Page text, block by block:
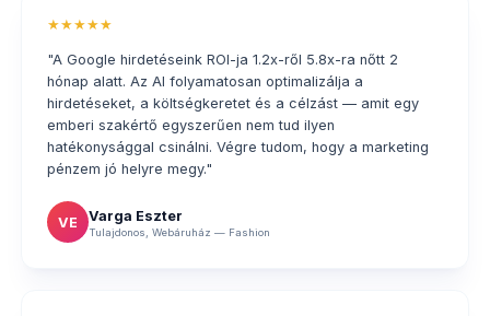
★★★★★
"A Google hirdetéseink ROI-ja 1.2x-ről 5.8x-ra nőtt 2
hónap alatt. Az AI folyamatosan optimalizálja a
hirdetéseket, a költségkeretet és a célzást — amit egy
emberi szakértő egyszerűen nem tud ilyen
hatékonysággal csinálni. Végre tudom, hogy a marketing
pénzem jó helyre megy."
VE Varga Eszter
Tulajdonos, Webáruház — Fashion